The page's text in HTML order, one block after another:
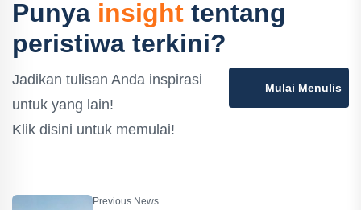
Punya insight tentang
peristiwa terkini?
Jadikan tulisan Anda inspirasi
untuk yang lain!
Klik disini untuk memulai!
Mulai Menulis
Previous News